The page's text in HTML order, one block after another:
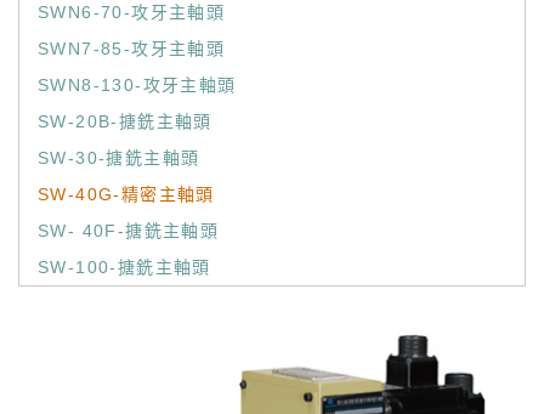
SWN6-70-攻牙主軸頭
SWN7-85-攻牙主軸頭
SWN8-130-攻牙主軸頭
SW-20B-搪銑主軸頭
SW-30-搪銑主軸頭
SW-40G-精密主軸頭
SW- 40F-搪銑主軸頭
SW-100-搪銑主軸頭